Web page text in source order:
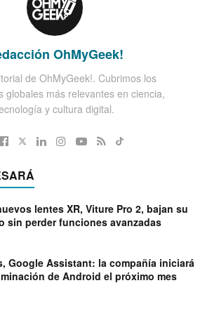
OhMyGeek!
de OhMyGeek!. Cubrimos los
globales más relevantes en ciencia,
y cultura digital.
lentes XR, Viture Pro 2, bajan su
sin perder funciones avanzadas
Google Assistant: la compañía iniciará
de Android el próximo mes